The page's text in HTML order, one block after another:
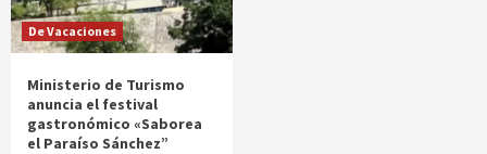
De Vacaciones
Ministerio de Turismo
anuncia el festival
gastronómico «Saborea
el Paraíso Sánchez”